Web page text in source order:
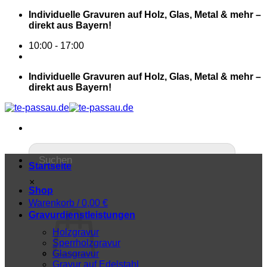
Individuelle Gravuren auf Holz, Glas, Metal & mehr –
direkt aus Bayern!
10:00 - 17:00
Individuelle Gravuren auf Holz, Glas, Metal & mehr –
direkt aus Bayern!
×
Warenkorb /0,00 €
Startseite
Shop
Gravurdienstleistungen
Holzgravur
Sperrholzgravur
Glasgravur
Gravur auf Edelstahl